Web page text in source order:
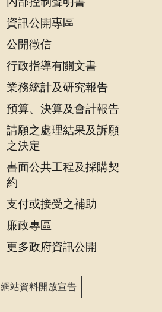
資訊公開專區
公開徵信
行政指導有關文書
業務統計及研究報告
預算、決算及會計報告
請願之處理結果及訴願
之決定
書面公共工程及採購契
約
支付或接受之補助
廉政專區
更多政府資訊公開
網站資料開放宣告